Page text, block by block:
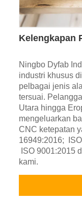
Kelengkapan
Ningbo Dyfab
industri khusus
pelbagai jenis
tersuai.
Utara hingga
mengeluarkan
CNC ketepatan
16949:2016;
ISO 9001:2015
kami.